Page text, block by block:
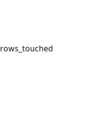
rows_touched